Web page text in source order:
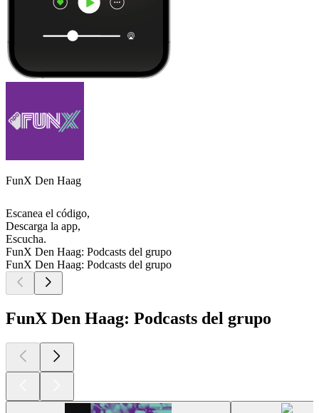
FunX Den Haag
Escanea el código,
Descarga la app,
Escucha.
FunX Den Haag: Podcasts del grupo
FunX Den Haag: Podcasts del grupo
FunX Den Haag: Podcasts del grupo